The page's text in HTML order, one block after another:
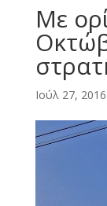
Με
Ιούλ 27, 2016